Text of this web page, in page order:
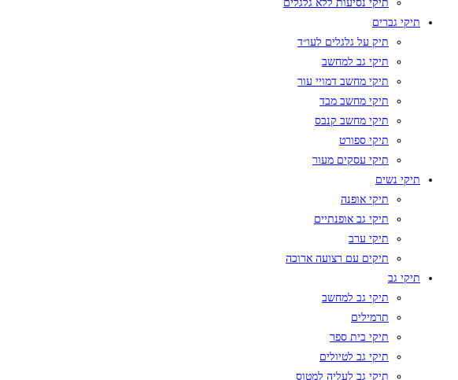
תיקי נסיעות ללא גלגלים
תיקי גברים
תיק על גלגלים לעו״ד
תיקי גב למחשב
תיקי מחשב דמויי עור
תיקי מחשב מבד
תיקי מחשב קנבס
תיקי ספורט
תיקי עסקים מעור
תיקי נשים
תיקי אופנה
תיקי גב אופנתיים
תיקי ערב
תיקים עם רצועה ארוכה
תיקי גב
תיקי גב למחשב
תרמילים
תיקי בית ספר
תיקי גב לטיולים
תיקי גב לעליה למטוס